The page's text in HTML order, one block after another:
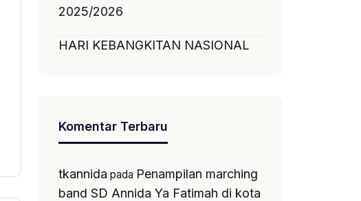
2025/2026
HARI KEBANGKITAN NASIONAL
Komentar Terbaru
tkannida pada Penampilan marching
band SD Annida Ya Fatimah di kota